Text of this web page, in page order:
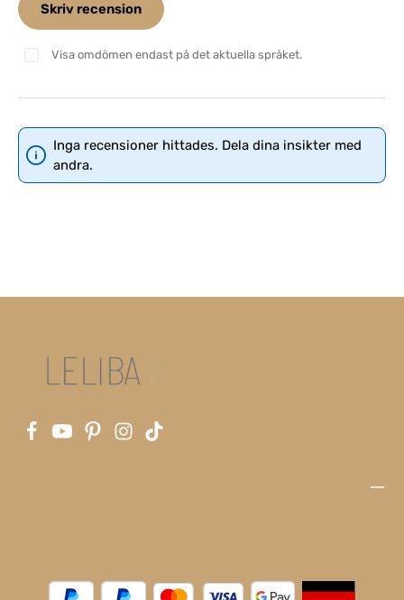
Skriv recension
Visa omdömen endast på det aktuella språket.
Inga recensioner hittades. Dela dina insikter med
andra.